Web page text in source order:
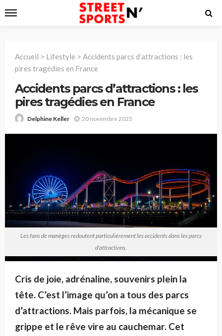
Accueil > Lifestyle > Accidents parcs d’attractions : les
pires tragédies en France
Accidents parcs d’attractions : les
pires tragédies en France
Delphine Keller 20 novembre 2025
Les fans de manèges redoutent particulièrement les accidents dans les parcs
d'attractions.
Cris de joie, adrénaline, souvenirs plein la
tête. C’est l’image qu’on a tous des parcs
d’attractions. Mais parfois, la mécanique se
grippe et le rêve vire au cauchemar. Cet